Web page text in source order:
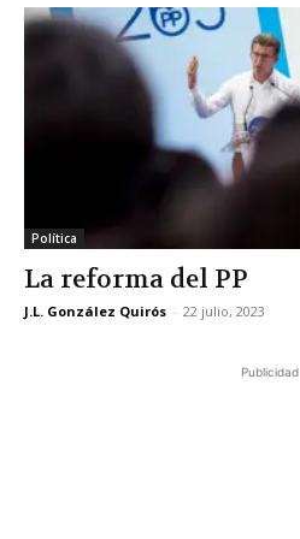
Política
La reforma del PP
J.L. González Quirós - 22 julio, 2023
Publicidad